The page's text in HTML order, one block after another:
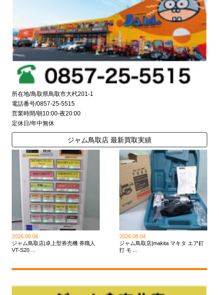
所在地/鳥取県鳥取市大杙201-1
電話番号/0857-25-5515
営業時間/朝10:00-夜20:00
定休日/年中無休
ジャム鳥取店 最新買取実績
2026.08.06
ジャム鳥取店|卓上型券売機 券職人
VT-S20 ...
2026.08.04
ジャム鳥取店|makita マキタ エア釘
打 モ ...